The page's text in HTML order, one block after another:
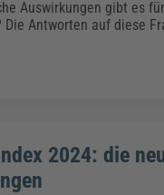
Auswirkungen gibt es
Die Antworten auf diese
2024: die